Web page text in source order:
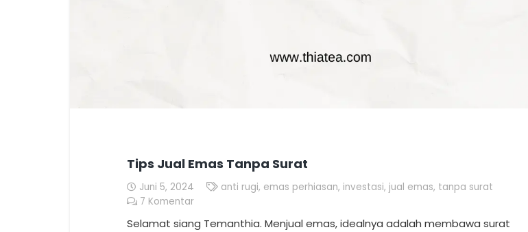
Tips Jual Emas Tanpa Surat
Juni 5, 2024 anti rugi, emas perhiasan, investasi, jual emas, tanpa surat
7 Komentar
Selamat siang Temanthia. Menjual emas, idealnya adalah membawa surat